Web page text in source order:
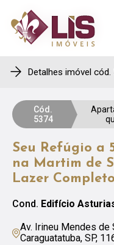
Detalhes imóvel
Cód.
5374
Seu Refúgio a
na Martim de
Lazer
Cond. Edifício
Av. Irineu Mendes de
Caraguatatuba, SP,